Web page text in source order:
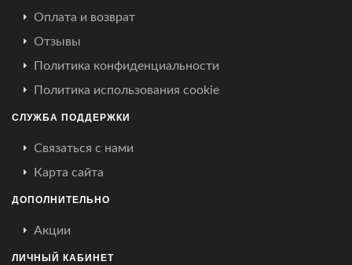
Оплата и возврат
Отзывы
Политика конфиденциальности
Политика использования cookie
СЛУЖБА ПОДДЕРЖКИ
Связаться с нами
Карта сайта
ДОПОЛНИТЕЛЬНО
Акции
ЛИЧНЫЙ КАБИНЕТ